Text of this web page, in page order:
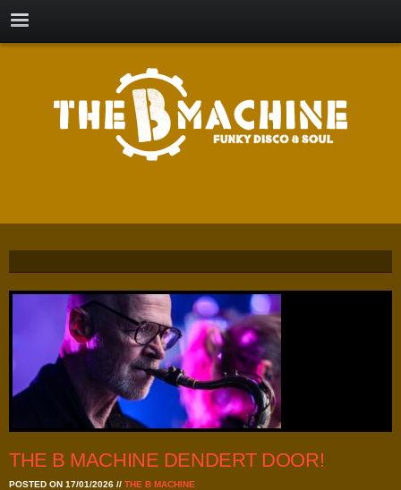
THE B MACHINE DENDERT DOOR!
POSTED ON 17/01/2026 // THE B MACHINE